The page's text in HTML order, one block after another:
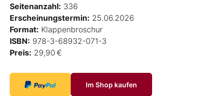
Seitenanzahl: 336
Erscheinungstermin: 25.06.2026
Format: Klappenbroschur
ISBN: 978-3-68932-071-3
Preis: 29,90 €
Im Shop kaufen